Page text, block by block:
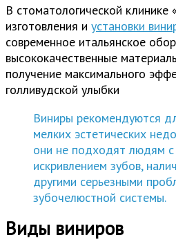
В стоматологической
изготовления и установки
современное итальянское
высококачественные
получение максимального
голливудской улыбки
Виниры рекомендуются
мелких эстетических
они не подходят людям с
искривлением зубов,
другими серьезными
зубочелюстной системы.
Виды виниров